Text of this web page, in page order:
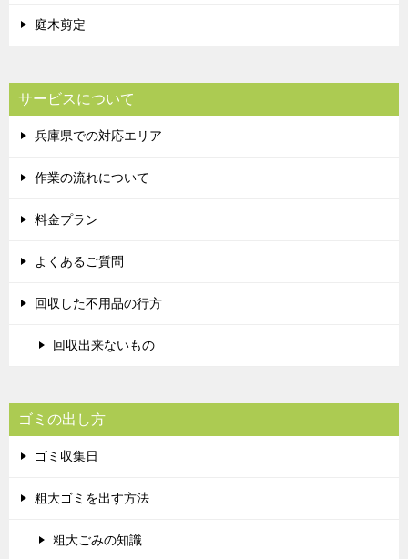
庭木剪定
サービスについて
兵庫県での対応エリア
作業の流れについて
料金プラン
よくあるご質問
回収した不用品の行方
回収出来ないもの
ゴミの出し方
ゴミ収集日
粗大ゴミを出す方法
粗大ごみの知識